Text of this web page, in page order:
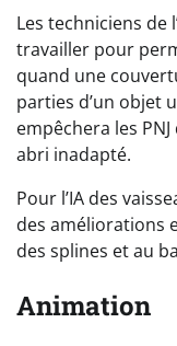
Les techniciens de
travailler pour
quand une
parties d’un objet
empêchera les
abri inadapté.
Pour l’IA des
des améliorations
des splines et au
Animation